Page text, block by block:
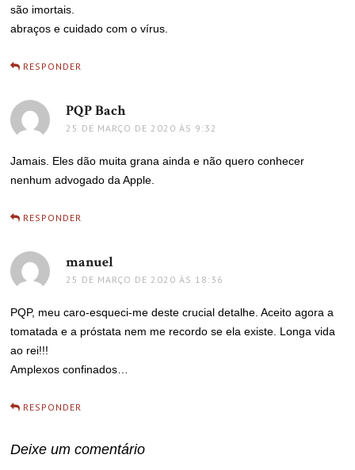
são imortais.
abraços e cuidado com o vírus.
RESPONDER
PQP Bachdisse:
25 DE MARÇO DE 2020 ÀS 9:32
Jamais. Eles dão muita grana ainda e não quero conhecer
nenhum advogado da Apple.
RESPONDER
manuel
25 DE MARÇO DE 2020 ÀS 18:36
PQP, meu caro-esqueci-me deste crucial detalhe. Aceito agora a
tomatada e a próstata nem me recordo se ela existe. Longa vida
ao rei!!!
Amplexos confinados…
RESPONDER
Deixe um comentário